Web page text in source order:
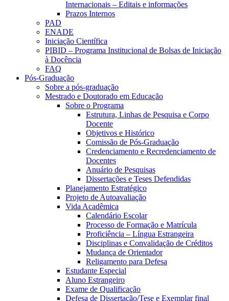
Internacionais – Editais e informações
Prazos Internos
PAD
ENADE
Iniciação Científica
PIBID – Programa Institucional de Bolsas de Iniciação
à Docência
FAQ
Pós-Graduação
Sobre a pós-graduação
Mestrado e Doutorado em Educação
Sobre o Programa
Estrutura, Linhas de Pesquisa e Corpo
Docente
Objetivos e Histórico
Comissão de Pós-Graduação
Credenciamento e Recredenciamento de
Docentes
Anuário de Pesquisas
Dissertações e Teses Defendidas
Planejamento Estratégico
Projeto de Autoavaliação
Vida Acadêmica
Calendário Escolar
Processo de Formação e Matrícula
Proficiência – Língua Estrangeira
Disciplinas e Convalidação de Créditos
Mudança de Orientador
Religamento para Defesa
Estudante Especial
Aluno Estrangeiro
Exame de Qualificação
Defesa de Dissertação/Tese e Exemplar final